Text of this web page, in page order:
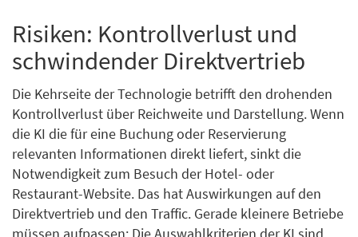
Risiken: Kontrollverlust und
schwindender Direktvertrieb
Die Kehrseite der Technologie betrifft den drohenden
Kontrollverlust über Reichweite und Darstellung. Wenn
die KI die für eine Buchung oder Reservierung
relevanten Informationen direkt liefert, sinkt die
Notwendigkeit zum Besuch der Hotel- oder
Restaurant-Website. Das hat Auswirkungen auf den
Direktvertrieb und den Traffic. Gerade kleinere Betriebe